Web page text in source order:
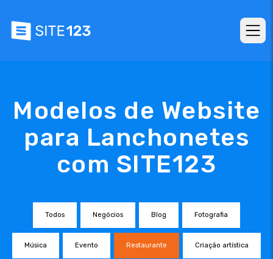
Modelos de Website
para Lanchonetes
com SITE123
Todos Negócios Blog Fotografia
Música Evento Restaurante Criação artística